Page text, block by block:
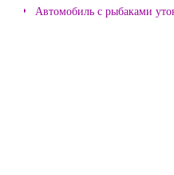
Автомобиль с рыбаками